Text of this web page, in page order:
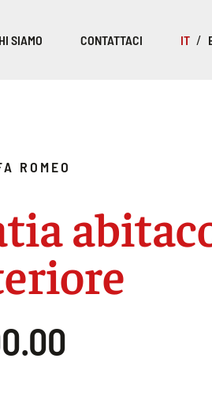
SIAMO CONTATTACI IT
ROMEO